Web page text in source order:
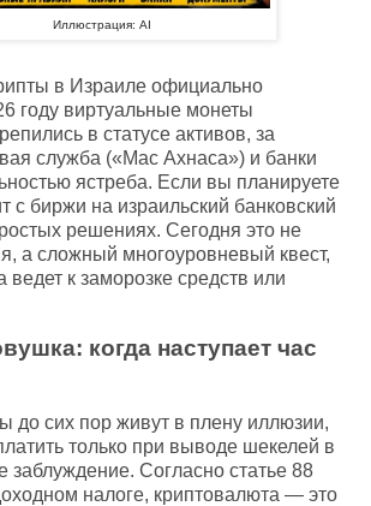
Иллюстрация: AI
в Израиле официально
году виртуальные монеты
в статусе активов, за
служба («Мас Ахнаса») и банки
ястреба. Если вы планируете
с биржи на израильский банковский
решениях. Сегодня это не
а сложный многоуровневый квест,
к заморозке средств или
когда наступает час
до сих пор живут в плену иллюзии,
только при выводе шекелей в
заблуждение. Согласно статье 88
налоге, криптовалюта — это